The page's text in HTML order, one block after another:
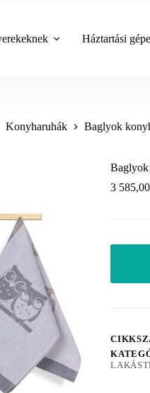
Háztartási
Konyharuhák Baglyok
Baglyok
3